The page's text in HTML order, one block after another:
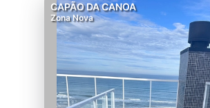
CAPÃO DA CANOA
Zona Nova